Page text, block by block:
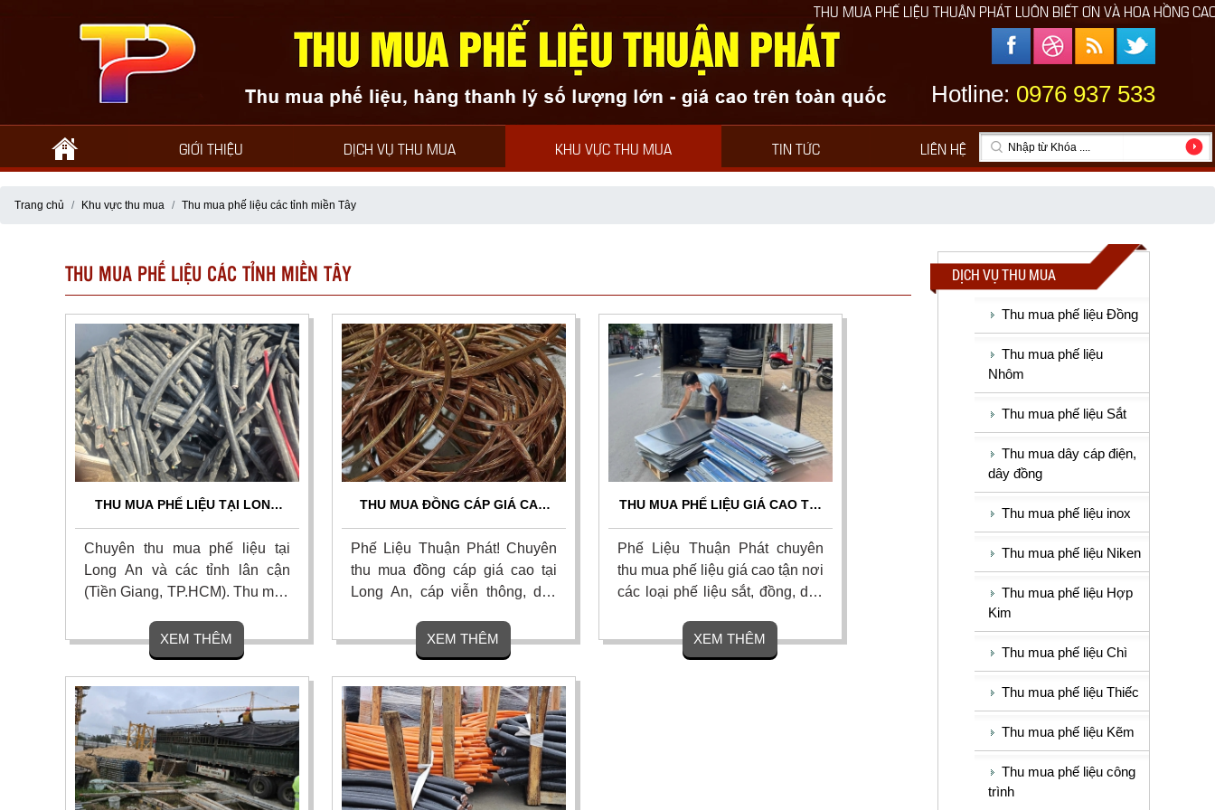
THU MUA PHẾ LIỆU THUẬN PHÁT LUÔN BIẾT ƠN VÀ HOA HỒNG CAO CHO
Hotline: 0976 937 533
GIỚI THIỆU DỊCH VỤ THU MUA KHU VỰC THU MUA TIN TỨC LIÊN HỆ
Trang chủ Khu vực thu mua Thu mua phế liệu các tỉnh miền Tây
THU MUA PHẾ LIỆU CÁC TỈNH MIỀN TÂY
THU MUA PHẾ LIỆU TẠI LONG
Chuyên thu mua phế liệu tại
Long An và các tỉnh lân cận
(Tiền Giang, TP.HCM). Thu mua
dây cáp điện, nhôm, inox, sắt,
thiếc, hợp kim, nhà xưởng, máy
móc thiết bị tồn kho thanh
lý....Giá cao.
XEM THÊM
THU MUA ĐỒNG CÁP GIÁ CAO
CHÍNH XÁC
Phế Liệu Thuận Phát! Chuyên
thu mua đồng cáp giá cao tại
Long An, cáp viễn thông, dây
công trình, xí nghiệp với giá cao
nhất thị trường và các tỉnh lân
cận. Thu mua tận nơi, cân đo uy
tín.
XEM THÊM
THU MUA PHẾ LIỆU GIÁ CAO TẠI
HẤP DẪN
Phế Liệu Thuận Phát chuyên
thu mua phế liệu giá cao tận nơi
các loại phế liệu sắt, đồng, dây
kim, nhà xưởng cũ tại Long An
và khu vực lân cận (TP.HCM,
XEM THÊM
DỊCH VỤ THU MUA
Thu mua phế liệu Đồng
Thu mua phế liệu
Nhôm
Thu mua phế liệu Sắt
Thu mua dây cáp điện,
dây đồng
Thu mua phế liệu inox
Thu mua phế liệu Niken
Thu mua phế liệu Hợp
Kim
Thu mua phế liệu Chì
Thu mua phế liệu Thiếc
Thu mua phế liệu Kẽm
Thu mua phế liệu công
trình